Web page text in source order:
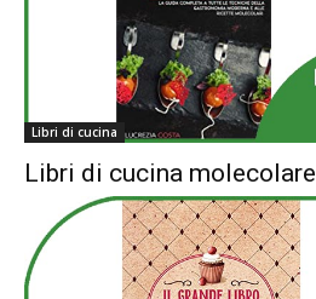
Libri di cucina
Libri di cucina molecolare